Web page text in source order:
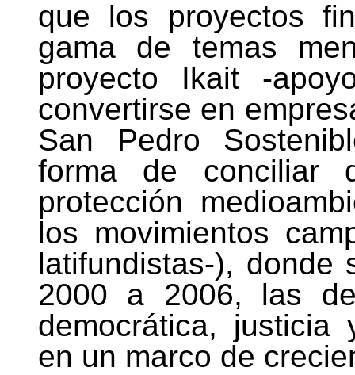
que los proyectos
gama de temas
proyecto Ikait -
convertirse en
San Pedro
forma de conciliar
protección
los movimientos
latifundistas-), donde
2000 a 2006, las
democrática, justicia
en un marco de